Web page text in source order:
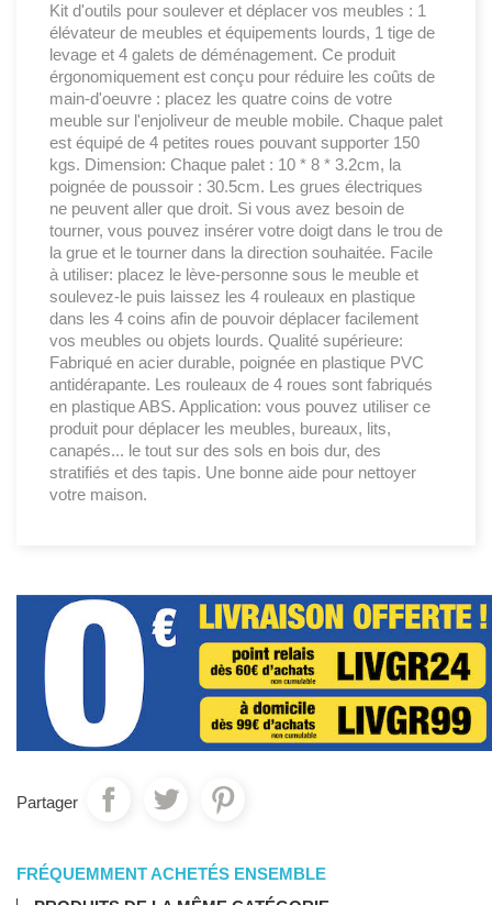
Kit d'outils pour soulever et déplacer vos meubles : 1
élévateur de meubles et équipements lourds, 1 tige de
levage et 4 galets de déménagement. Ce produit
érgonomiquement est conçu pour réduire les coûts de
main-d'oeuvre : placez les quatre coins de votre
meuble sur l'enjoliveur de meuble mobile. Chaque palet
est équipé de 4 petites roues pouvant supporter 150
kgs. Dimension: Chaque palet : 10 * 8 * 3.2cm, la
poignée de poussoir : 30.5cm. Les grues électriques
ne peuvent aller que droit. Si vous avez besoin de
tourner, vous pouvez insérer votre doigt dans le trou de
la grue et le tourner dans la direction souhaitée. Facile
à utiliser: placez le lève-personne sous le meuble et
soulevez-le puis laissez les 4 rouleaux en plastique
dans les 4 coins afin de pouvoir déplacer facilement
vos meubles ou objets lourds. Qualité supérieure:
Fabriqué en acier durable, poignée en plastique PVC
antidérapante. Les rouleaux de 4 roues sont fabriqués
en plastique ABS. Application: vous pouvez utiliser ce
produit pour déplacer les meubles, bureaux, lits,
canapés... le tout sur des sols en bois dur, des
stratifiés et des tapis. Une bonne aide pour nettoyer
votre maison.
Partager
FRÉQUEMMENT ACHETÉS ENSEMBLE